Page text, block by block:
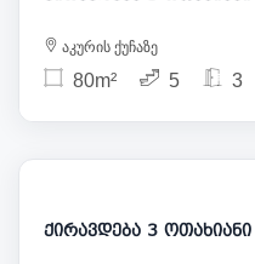
აკურის ქუჩაზე
80m² 5 3